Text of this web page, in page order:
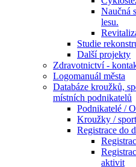
Naučná
lesu.
Studie
Další projekty
Zdravotnictví -
Logomanuál města
Databáze kroužků,
místních podnikatelů
Podnikatelé /
Kroužky /
Registrace do
aktivit